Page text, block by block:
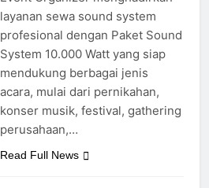
Event Organizer menghadirkan
layanan sewa sound system
profesional dengan Paket Sound
System 10.000 Watt yang siap
mendukung berbagai jenis
acara, mulai dari pernikahan,
konser musik, festival, gathering